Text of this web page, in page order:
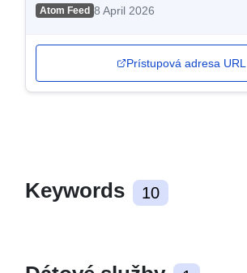
Atom Feed 8 April 2026
Prístupová adresa URL
Keywords 10